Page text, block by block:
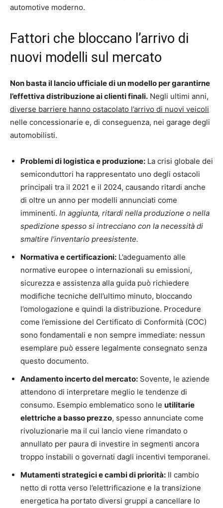
automotive moderno.
Fattori che bloccano l’arrivo di
nuovi modelli sul mercato
Non basta il lancio ufficiale di un modello per garantirne
l’effettiva distribuzione ai clienti finali. Negli ultimi anni,
diverse barriere hanno ostacolato l’arrivo di nuovi veicoli
nelle concessionarie e, di conseguenza, nei garage degli
automobilisti.
Problemi di logistica e produzione: La crisi globale dei
semiconduttori ha rappresentato uno degli ostacoli
principali tra il 2021 e il 2024, causando ritardi anche
di oltre un anno per modelli annunciati come
imminenti. In aggiunta, ritardi nella produzione o nella
spedizione spesso si intrecciano con la necessità di
smaltire l’inventario preesistente.
Normativa e certificazioni: L’adeguamento alle
normative europee o internazionali su emissioni,
sicurezza e assistenza alla guida può richiedere
modifiche tecniche dell’ultimo minuto, bloccando
l’omologazione e quindi la distribuzione. Procedure
come l’emissione del Certificato di Conformità (COC)
sono fondamentali e non sempre immediate: nessun
esemplare può essere legalmente consegnato senza
questo documento.
Andamento incerto del mercato: Sovente, le aziende
attendono di interpretare meglio le tendenze di
consumo. Esempio emblematico sono le utilitarie
elettriche a basso prezzo, spesso annunciate come
rivoluzionarie ma il cui lancio viene rimandato o
annullato per paura di investire in segmenti ancora
troppo instabili o governati dagli incentivi temporanei.
Mutamenti strategici e cambi di priorità: Il cambio
netto di rotta verso l’elettrificazione e la transizione
energetica ha portato diversi gruppi a cancellare lo